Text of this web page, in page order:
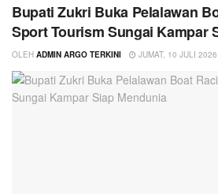
Bupati Zukri Buka Pelalawan
Sport Tourism Sungai Kampar
OLEH ADMIN ARGO TERKINI JUMAT, 10 JULI 2026